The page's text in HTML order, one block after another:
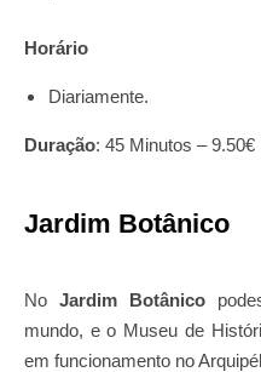
Horário
Diariamente.
Duração: 45 Minutos – 9.50€
Jardim Botânico
NoJardim Botânico
mundo, e o Museu de
em funcionamento no